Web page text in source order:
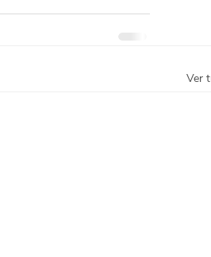
Ver